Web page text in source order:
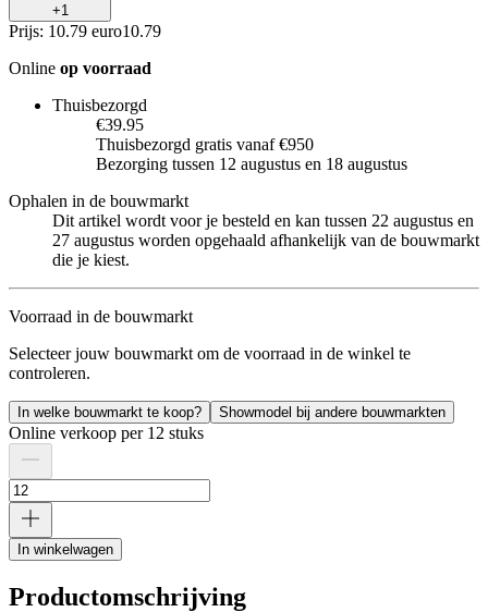
+1
Prijs: 10.79 euro10.79
Online op voorraad
Thuisbezorgd
€39.95
Thuisbezorgd gratis vanaf €950
Bezorging tussen 12 augustus en 18 augustus
Ophalen in de bouwmarkt
Dit artikel wordt voor je besteld en kan tussen 22 augustus en
27 augustus worden opgehaald afhankelijk van de bouwmarkt
die je kiest.
Voorraad in de bouwmarkt
Selecteer jouw bouwmarkt om de voorraad in de winkel te
controleren.
In welke bouwmarkt te koop? Showmodel bij andere bouwmarkten
Online verkoop per 12 stuks
In winkelwagen
Productomschrijving